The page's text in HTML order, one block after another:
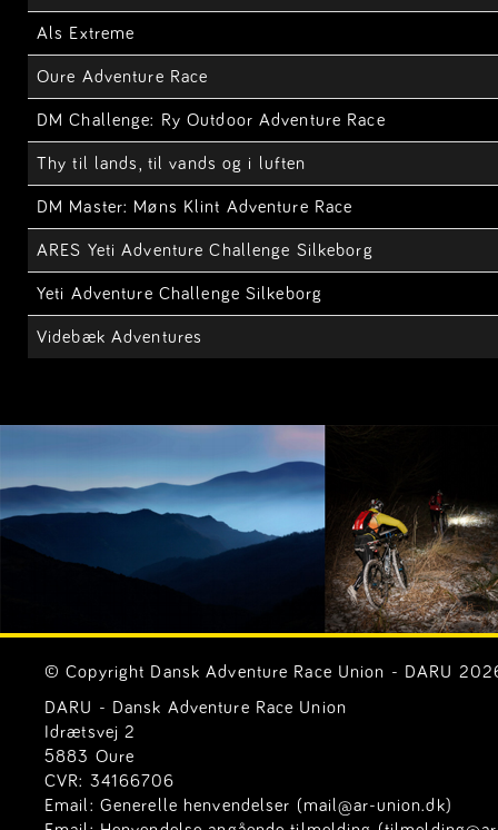
Als Extreme
Oure Adventure Race
DM Challenge: Ry Outdoor Adventure Race
Thy til lands, til vands og i luften
DM Master: Møns Klint Adventure Race
ARES Yeti Adventure Challenge Silkeborg
Yeti Adventure Challenge Silkeborg
Videbæk Adventures
© Copyright Dansk Adventure Race Union - DARU
DARU - Dansk Adventure Race Union
Idrætsvej 2
5883 Oure
CVR: 34166706
Email: Generelle henvendelser (mail@ar-union.dk)